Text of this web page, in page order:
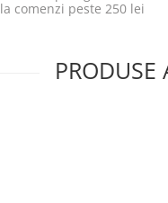
la comenzi peste 250 lei
PRODUSE